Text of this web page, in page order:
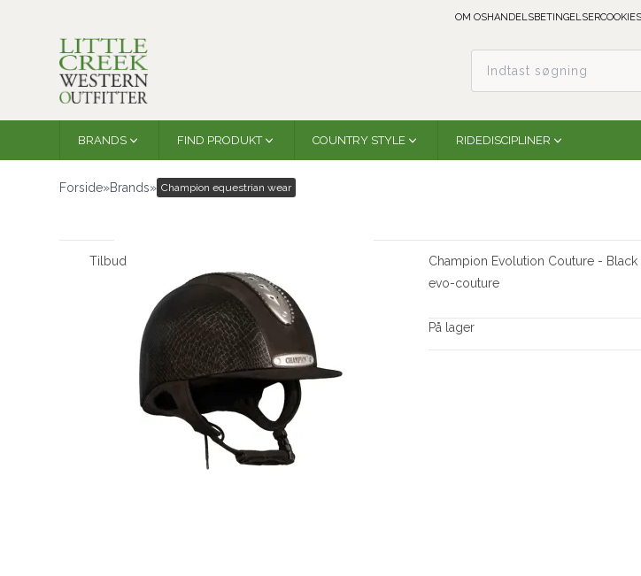
OM OSHANDELSBETINGELSERCOOKIES
BRANDS FIND PRODUKT COUNTRY STYLE RIDEDISCIPLINER
Forside»Brands» Champion equestrian wear
Tilbud
Champion Evolution Couture -
evo-couture
På lager